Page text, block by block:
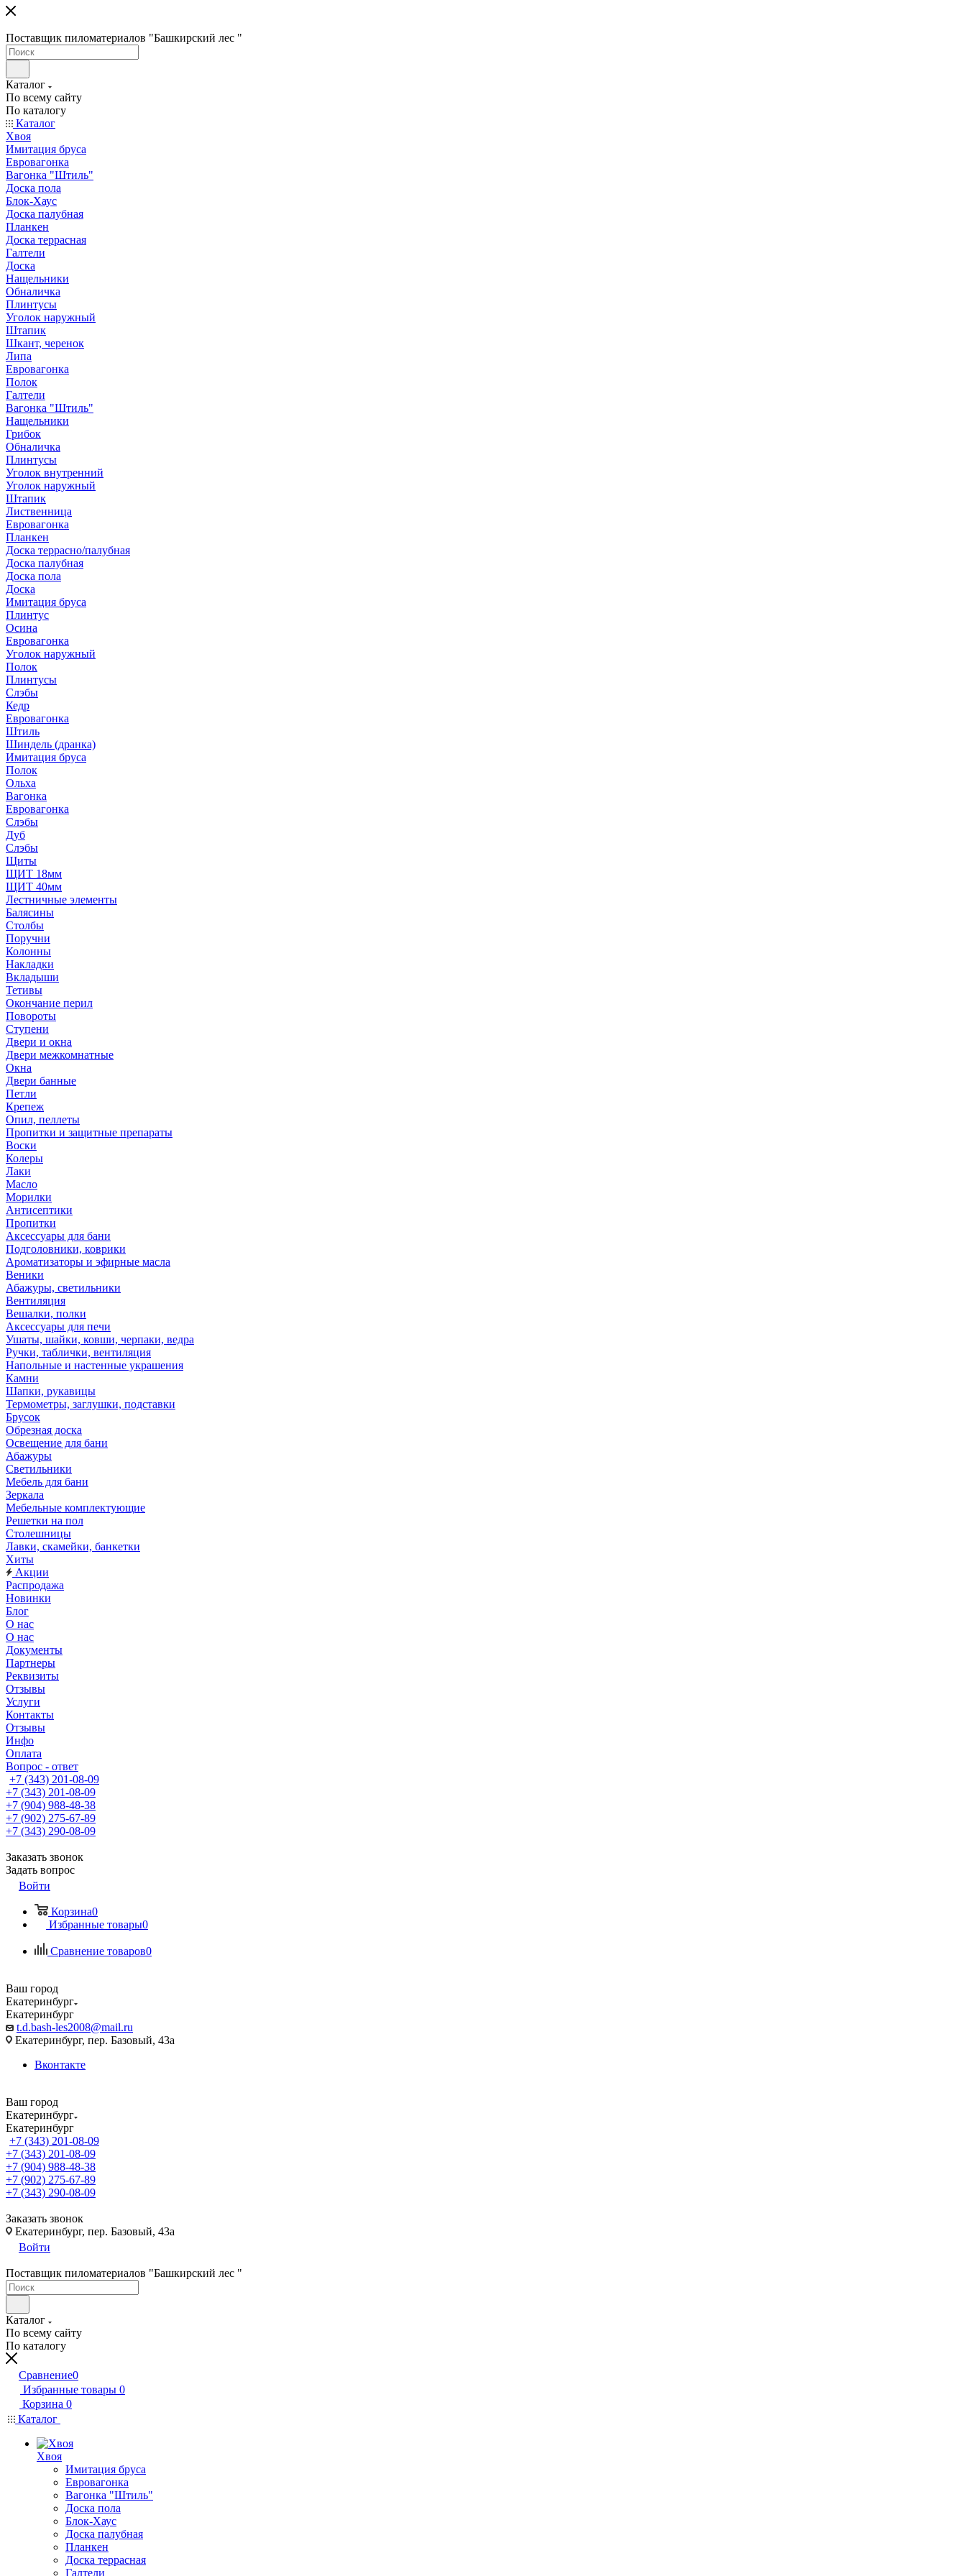
Поставщик пиломатериалов "Башкирский лес "
Каталог
По всему сайту
По каталогу
Каталог
Хвоя
Имитация бруса
Евровагонка
Вагонка "Штиль"
Доска пола
Блок-Хаус
Доска палубная
Планкен
Доска террасная
Галтели
Доска
Нащельники
Обналичка
Плинтусы
Уголок наружный
Штапик
Шкант, черенок
Липа
Евровагонка
Полок
Галтели
Вагонка "Штиль"
Нащельники
Грибок
Обналичка
Плинтусы
Уголок внутренний
Уголок наружный
Штапик
Лиственница
Евровагонка
Планкен
Доска террасно/палубная
Доска палубная
Доска пола
Доска
Имитация бруса
Плинтус
Осина
Евровагонка
Уголок наружный
Полок
Плинтусы
Слэбы
Кедр
Евровагонка
Штиль
Шиндель (дранка)
Имитация бруса
Полок
Ольха
Вагонка
Евровагонка
Слэбы
Дуб
Слэбы
Щиты
ЩИТ 18мм
ЩИТ 40мм
Лестничные элементы
Балясины
Столбы
Поручни
Колонны
Накладки
Вкладыши
Тетивы
Окончание перил
Повороты
Ступени
Двери и окна
Двери межкомнатные
Окна
Двери банные
Петли
Крепеж
Опил, пеллеты
Пропитки и защитные препараты
Воски
Колеры
Лаки
Масло
Морилки
Антисептики
Пропитки
Аксессуары для бани
Подголовники, коврики
Ароматизаторы и эфирные масла
Веники
Абажуры, светильники
Вентиляция
Вешалки, полки
Аксессуары для печи
Ушаты, шайки, ковши, черпаки, ведра
Ручки, таблички, вентиляция
Напольные и настенные украшения
Камни
Шапки, рукавицы
Термометры, заглушки, подставки
Брусок
Обрезная доска
Освещение для бани
Абажуры
Светильники
Мебель для бани
Зеркала
Мебельные комплектующие
Решетки на пол
Столешницы
Лавки, скамейки, банкетки
Хиты
Акции
Распродажа
Новинки
Блог
О нас
О нас
Документы
Партнеры
Реквизиты
Отзывы
Услуги
Контакты
Отзывы
Инфо
Оплата
Вопрос - ответ
+7 (343) 201-08-09
+7 (343) 201-08-09
+7 (904) 988-48-38
+7 (902) 275-67-89
+7 (343) 290-08-09
Заказать звонок
Задать вопрос
Войти
Корзина0
Избранные товары0
Сравнение товаров0
Ваш город
Екатеринбург
Екатеринбург
t.d.bash-les2008@mail.ru
Екатеринбург, пер. Базовый, 43а
Вконтакте
Ваш город
Екатеринбург
Екатеринбург
+7 (343) 201-08-09
+7 (343) 201-08-09
+7 (904) 988-48-38
+7 (902) 275-67-89
+7 (343) 290-08-09
Заказать звонок
Екатеринбург, пер. Базовый, 43а
Войти
Поставщик пиломатериалов "Башкирский лес "
Каталог
По всему сайту
По каталогу
Сравнение0
Избранные товары 0
Корзина 0
Каталог
Хвоя
Имитация бруса
Евровагонка
Вагонка "Штиль"
Доска пола
Блок-Хаус
Доска палубная
Планкен
Доска террасная
Галтели